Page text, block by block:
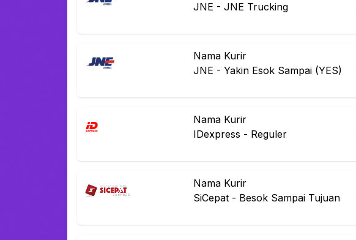
JNE - JNE Trucking
Nama Kurir
JNE - Yakin Esok Sampai (YES)
Nama Kurir
IDexpress - Reguler
Nama Kurir
SiCepat - Besok Sampai Tujuan